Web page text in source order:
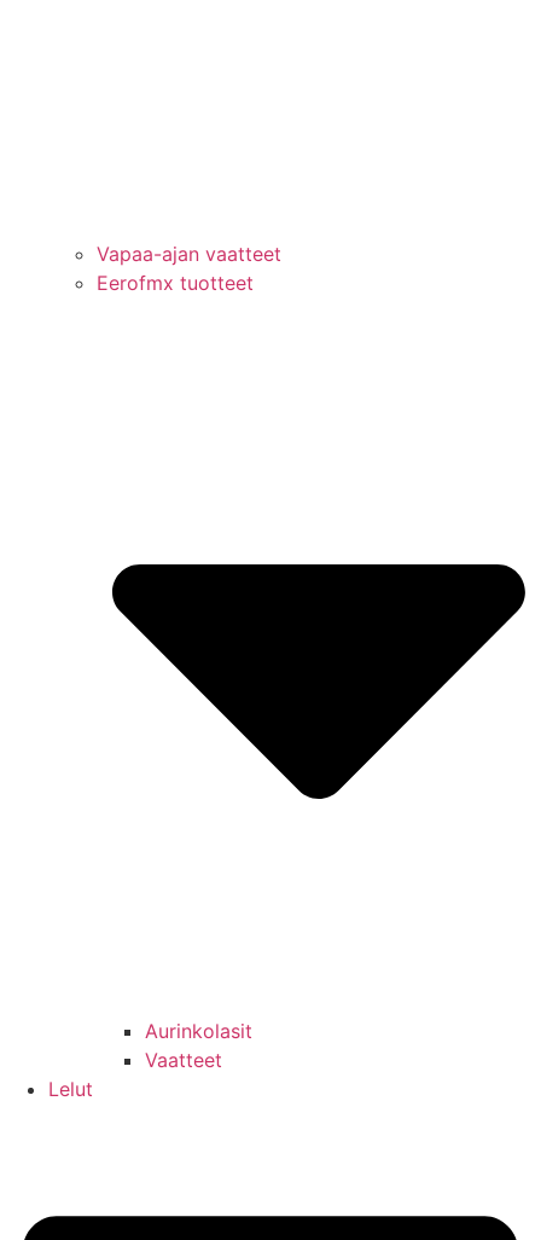
Vapaa-ajan vaatteet
Eerofmx tuotteet
Aurinkolasit
Vaatteet
Lelut